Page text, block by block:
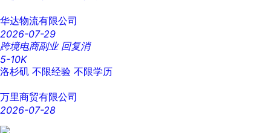
华达物流有限公司
2026-07-29
跨境电商副业 回复消
5-10K
洛杉矶 不限经验 不限学历
万里商贸有限公司
2026-07-28